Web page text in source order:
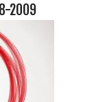
2009